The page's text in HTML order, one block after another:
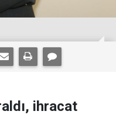
ihracat